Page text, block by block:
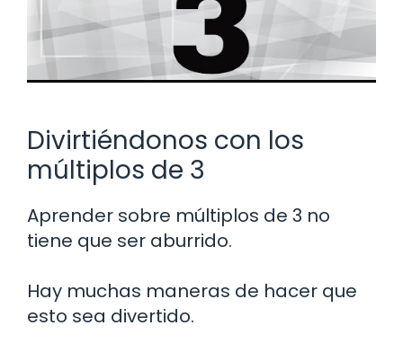
Divirtiéndonos con los
múltiplos de 3
Aprender sobre múltiplos de 3 no
tiene que ser aburrido.
Hay muchas maneras de hacer que
esto sea divertido.